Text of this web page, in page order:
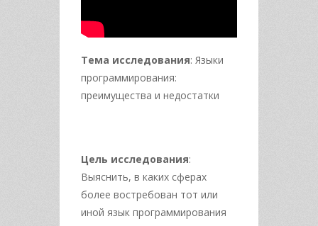
Тема исследования: Языки
программирования:
преимущества и недостатки
Цель исследования:
Выяснить, в каких сферах
более востребован тот или
иной язык программирования